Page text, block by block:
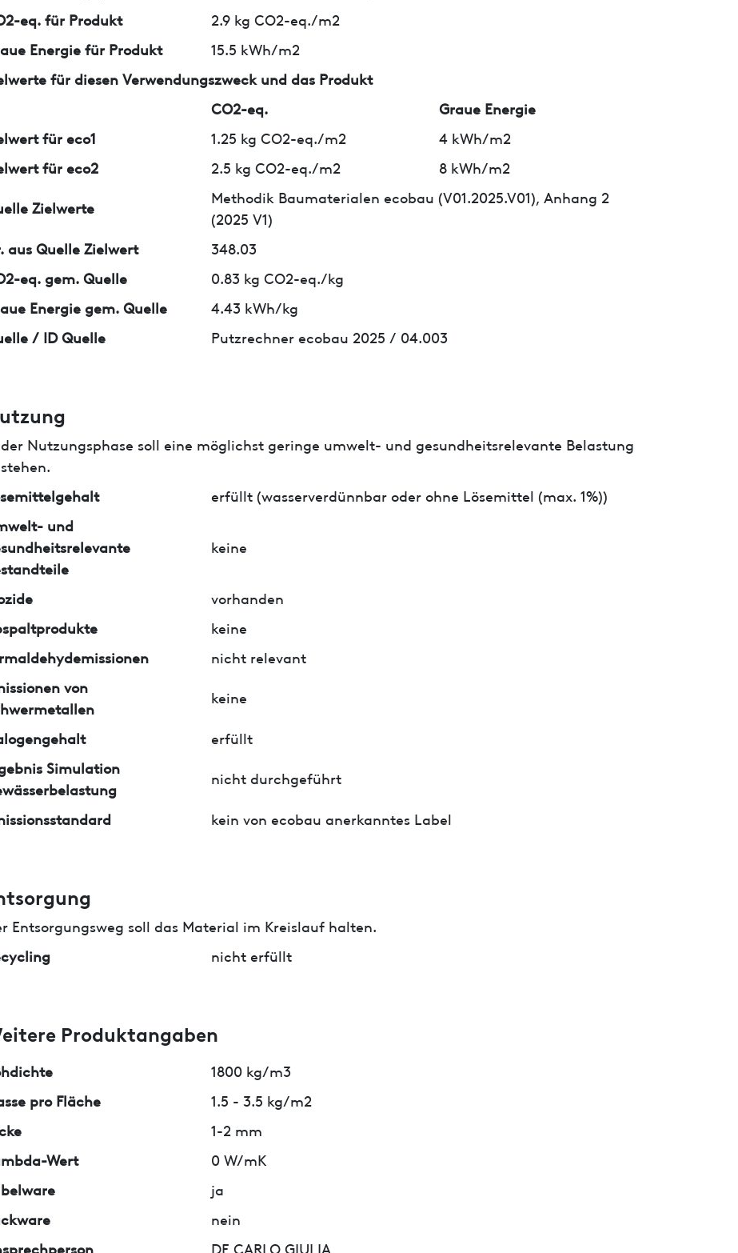
eq. für Produkt
2.9 kg CO2-eq./m2
Energie für Produkt
15.5 kWh/m2
für diesen Verwendungszweck und das Produkt
CO2-eq.
Graue Energie
für eco1
1.25 kg CO2-eq./m2
4 kWh/m2
für eco2
2.5 kg CO2-eq./m2 8 kWh/m2
Zielwerte
Methodik Baumaterialen ecobau (V01.2025.V01), Anhang 2
(2025 V1)
aus Quelle Zielwert
348.03
eq. gem. Quelle
0.83 kg CO2-eq./kg
Energie gem. Quelle
4.43 kWh/kg
/ ID Quelle
Putzrechner ecobau 2025 / 04.003
Nutzungsphase soll eine möglichst geringe umwelt- und gesundheitsrelevante Belastung
erfüllt (wasserverdünnbar oder ohne Lösemittel (max. 1%))
und
keine
vorhanden
keine
nicht relevant
von
keine
erfüllt
Simulation
nicht durchgeführt
kein von ecobau anerkanntes Label
Entsorgungsweg soll das Material im Kreislauf halten.
nicht erfüllt
Produktangaben
1800 kg/m3
pro Fläche
1.5 - 3.5 kg/m2
1-2 mm
Wert
0 W/mK
ja
nein
DE CARLO GIULIA